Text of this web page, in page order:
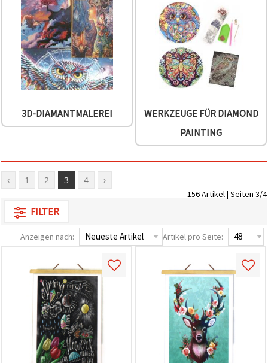
3D-DIAMANTMALEREI
WERKZEUGE FÜR DIAMOND
PAINTING
‹ 1 2 3 4 ›
156 Artikel | Seiten 3/4
FILTER
Anzeigen nach: Artikel pro Seite: